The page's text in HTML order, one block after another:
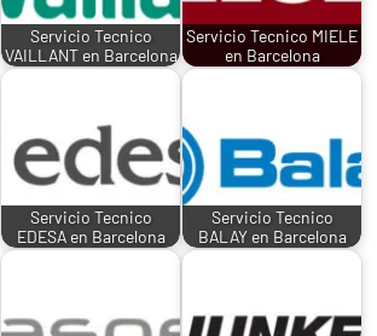
Servicio Tecnico
VAILLANT en Barcelona
Servicio Tecnico MIELE
en Barcelona
Servicio Tecnico
EDESA en Barcelona
Servicio Tecnico
BALAY en Barcelona